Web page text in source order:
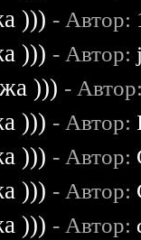
))) - Автор:
))) - Автор:
))) -
))) - Автор:
))) - Автор:
))) - Автор:
))) - Автор: